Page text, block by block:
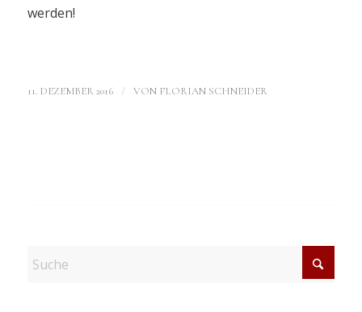
werden!
11. DEZEMBER 2016 / VON FLORIAN SCHNEIDER